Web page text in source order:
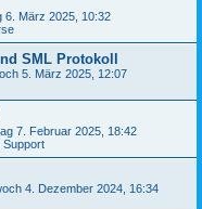
6. März 2025, 10:32
SML Protokoll
5. März 2025, 12:07
7. Februar 2025, 18:42
Support
4. Dezember 2024, 16:34